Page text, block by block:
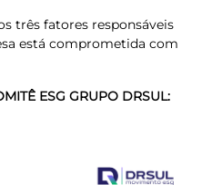
três fatores responsáveis
está comprometida com
ESG GRUPO DRSUL: